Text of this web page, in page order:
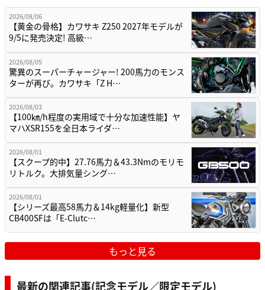
2026/08/06
【黄金の骨格】カワサキ Z250 2027年モデルが
9/5に発売決定! 高級…
2026/08/05
驚異のスーパーチャージャー! 200馬力のモンス
ターが再び。カワサキ「Z H…
2026/08/03
【100㎞/h程度の実用域で十分な加速性能】ヤ
マハXSR155を全日本ライダ…
2026/08/01
【スクープ的中】27.76馬力＆43.3Nmのモリモ
リトルク。大排気量シング…
2026/08/01
【シリーズ最高58馬力＆14kg軽量化】新型
CB400SFは「E-Clutc…
もっと見る
最新の関連記事(記念モデル／限定モデル)